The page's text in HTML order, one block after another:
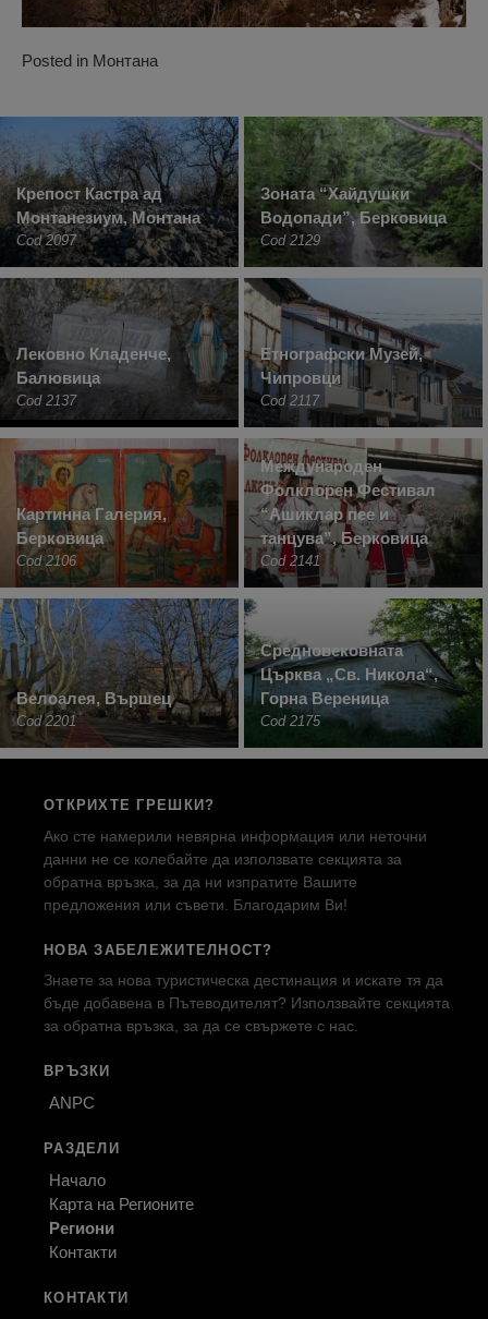
Posted in Монтана
Крепост Кастра ад
Монтанезиум, Монтана
Cod 2097
Зоната “Хайдушки
Водопади”, Берковица
Cod 2129
Лековно Кладенче,
Балювица
Cod 2137
Етнографски Музей,
Чипровци
Cod 2117
Картинна Галерия,
Берковица
Cod 2106
Международен
Фолклорен Фестивал
“Ашиклар пее и
танцува”, Берковица
Cod 2141
Велоалея, Вършец
Cod 2201
Средновековната
Църква „Св. Никола“,
Горна Вереница
Cod 2175
ОТКРИХТЕ ГРЕШКИ?
Ако сте намерили невярна информация или неточни
данни не се колебайте да използвате секцията за
обратна връзка, за да ни изпратите Вашите
предложения или съвети. Благодарим Ви!
НОВА ЗАБЕЛЕЖИТЕЛНОСТ?
Знаете за нова туристическа дестинация и искате тя да
бъде добавена в Пътеводителят? Използвайте секцията
за обратна връзка, за да се свържете с нас.
ВРЪЗКИ
ANPC
РАЗДЕЛИ
Начало
Карта на Регионите
Региони
Контакти
КОНТАКТИ